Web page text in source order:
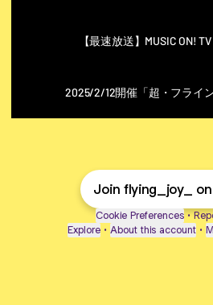
【最速放送】MUSIC ON!
2025/2/12開催「超・フライ
Join flying_joy_
Cookie Preferences •
Explore • About this account •